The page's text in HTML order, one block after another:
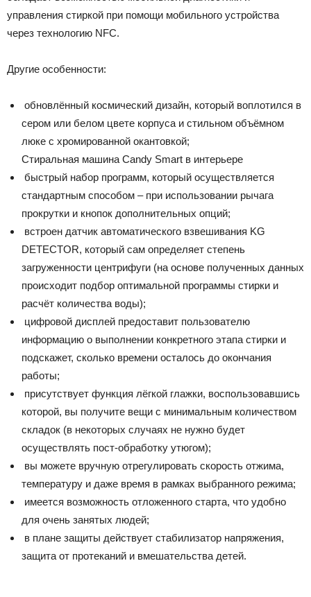
управления стиркой при помощи мобильного устройства
через технологию NFC.
Другие особенности:
обновлённый космический дизайн, который воплотился в
сером или белом цвете корпуса и стильном объёмном
люке с хромированной окантовкой;
Стиральная машина Candy Smart в интерьере
быстрый набор программ, который осуществляется
стандартным способом – при использовании рычага
прокрутки и кнопок дополнительных опций;
встроен датчик автоматического взвешивания KG
DETECTOR, который сам определяет степень
загруженности центрифуги (на основе полученных данных
происходит подбор оптимальной программы стирки и
расчёт количества воды);
цифровой дисплей предоставит пользователю
информацию о выполнении конкретного этапа стирки и
подскажет, сколько времени осталось до окончания
работы;
присутствует функция лёгкой глажки, воспользовавшись
которой, вы получите вещи с минимальным количеством
складок (в некоторых случаях не нужно будет
осуществлять пост-обработку утюгом);
вы можете вручную отрегулировать скорость отжима,
температуру и даже время в рамках выбранного режима;
имеется возможность отложенного старта, что удобно
для очень занятых людей;
в плане защиты действует стабилизатор напряжения,
защита от протеканий и вмешательства детей.